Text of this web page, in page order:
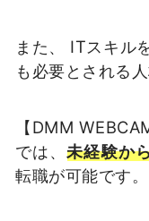
また、 ITスキル
も必要とされる
【DMM
では、未経験か
転職が可能です。